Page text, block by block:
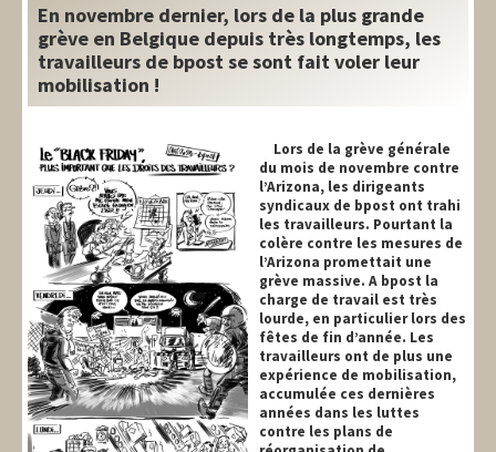
Syndical
Social
En novembre dernier, lors de la plus grande
grève en Belgique depuis très longtemps, les
travailleurs de bpost se sont fait voler leur
mobilisation !
Lors de la grève générale
du mois de novembre contre
l’Arizona, les dirigeants
syndicaux de bpost ont trahi
les travailleurs. Pourtant la
colère contre les mesures de
l’Arizona promettait une
grève massive. A bpost la
charge de travail est très
lourde, en particulier lors des
fêtes de fin d’année. Les
travailleurs ont de plus une
expérience de mobilisation,
accumulée ces dernières
années dans les luttes
contre les plans de